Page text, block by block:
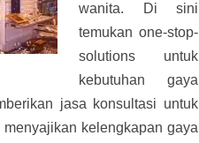
wanita. Di sini
temukan one-stop-
solutions untuk
kebutuhan gaya
jasa konsultasi untuk
kelengkapan gaya